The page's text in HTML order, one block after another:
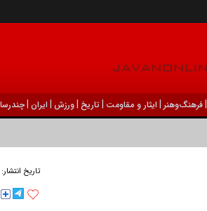
|فرهنگ‌و‌هنر | ایثار و مقاومت |تاریخ |ورزش | ايران |
تاریخ انتشار: